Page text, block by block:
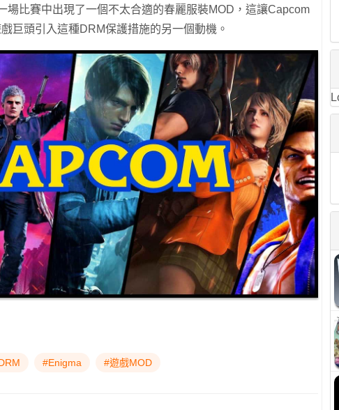
場比賽中出現了一個不太合適的春麗服裝MOD，這讓Capcom
巨頭引入這種DRM保護措施的另一個動機。
#Enigma #遊戲MOD